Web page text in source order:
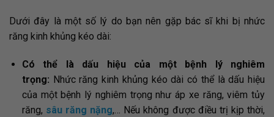
Dưới đây là một số lý do bạn nên gặp bác sĩ khi bị nhức
răng kinh khủng kéo dài:
Có thể là dấu hiệu của một bệnh lý nghiêm
trọng: Nhức răng kinh khủng kéo dài có thể là dấu hiệu
của một bệnh lý nghiêm trọng như áp xe răng, viêm tủy
răng, sâu răng nặng,… Nếu không được điều trị kịp thời,